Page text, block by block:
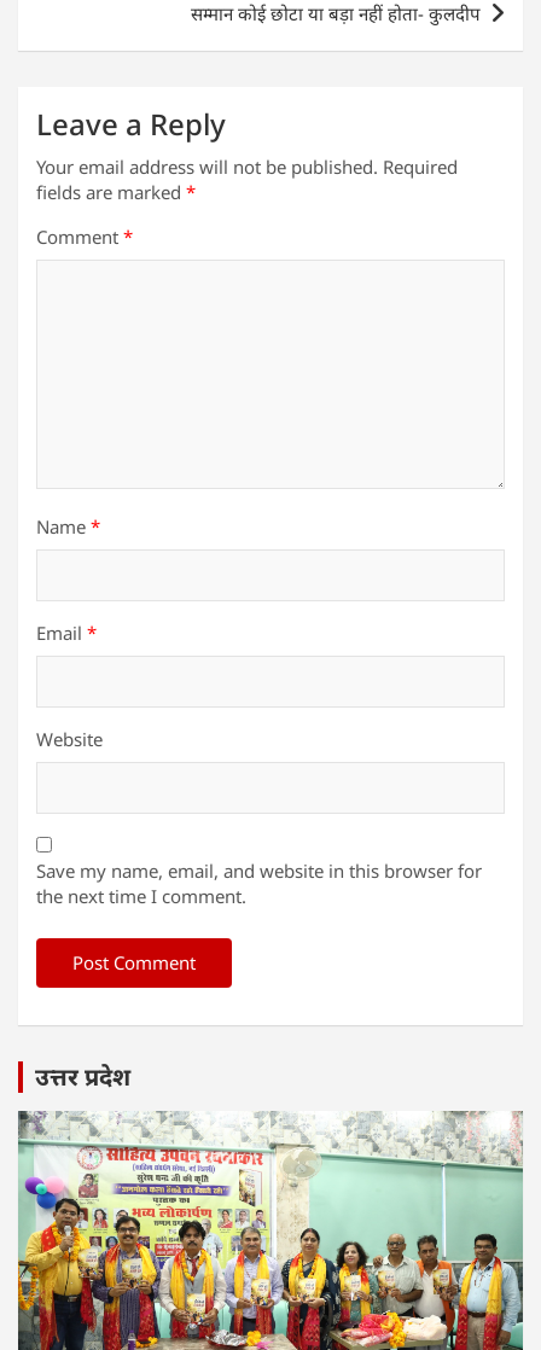
k
सम्मान कोई छोटा या बड़ा नहीं होता- कुलदीप
Leave a Reply
Your email address will not be published. Required
fields are marked *
Comment *
Name *
Email *
Website
Save my name, email, and website in this browser for
the next time I comment.
उत्तर प्रदेश